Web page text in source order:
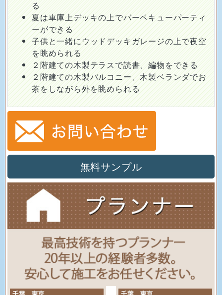
る
夏は車庫上デッキの上でバーベキューパーティ
ーができる
子供と一緒にウッドデッキガレージの上で夜空
を眺められる
２階建ての木製テラスで読書、編物をできる
２階建ての木製バルコニー、木製ベランダでお
茶をしながら外を眺められる
無料サンプル